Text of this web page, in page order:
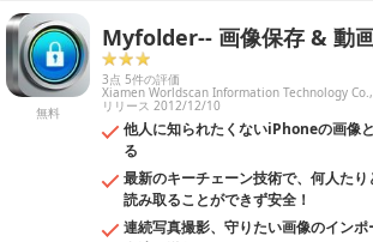
無料
Myfolder-- 画像保存 & 動
3点 5件の評価
Xiamen Worldscan Information Technology
リリース 2012/12/10
他人に知られたくないiPhoneの画像
る
最新のキーチェーン技術で、何人た
読み取ることができず安全！
連続写真撮影、守りたい画像のイン